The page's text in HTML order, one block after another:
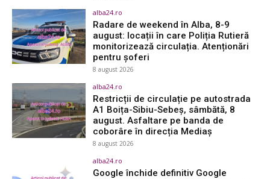
alba24.ro
Radare de weekend în Alba, 8-9
august: locații în care Poliția Rutieră
monitorizează circulația. Atenționări
pentru șoferi
8 august 2026
alba24.ro
Restricții de circulație pe autostrada
A1 Boița-Sibiu-Sebeș, sâmbătă, 8
august. Asfaltare pe banda de
coborâre în direcția Mediaș
8 august 2026
alba24.ro
Google închide definitiv Google